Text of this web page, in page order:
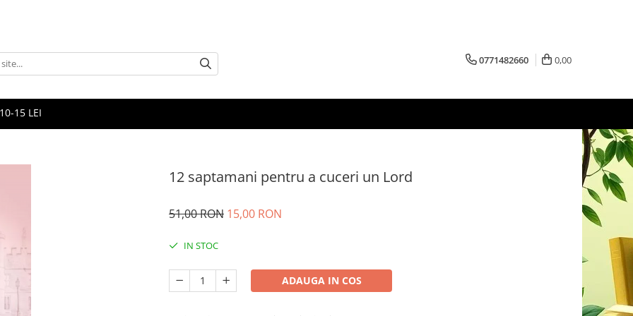
0771482660 0,00
15 LEI
12 saptamani pentru a cuceri un Lord
51,00 RON 15,00 RON
IN STOC
ADAUGA IN COS